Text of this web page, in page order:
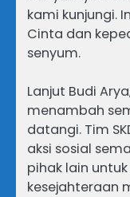
kami kunjungi.
Cinta dan
senyum.
Lanjut Budi
menambah
datangi. Tim
aksi sosial
pihak lain
kesejahteraan